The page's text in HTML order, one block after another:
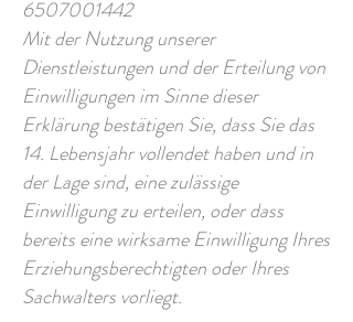
6507001442
Mit der Nutzung unserer
Dienstleistungen und der Erteilung von
Einwilligungen im Sinne dieser
Erklärung bestätigen Sie, dass Sie das
14. Lebensjahr vollendet haben und in
der Lage sind, eine zulässige
Einwilligung zu erteilen, oder dass
bereits eine wirksame Einwilligung Ihres
Erziehungsberechtigten oder Ihres
Sachwalters vorliegt.